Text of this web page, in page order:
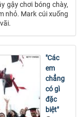
gậy chơi bóng chày,
nhỏ. Mark cúi xuống
"Các
em
chẳng
có gì
đặc
biệt"